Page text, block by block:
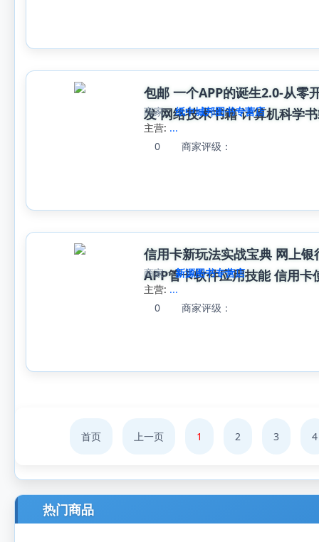
包邮 一个APP的诞生2.0-从零
发 网络技术书籍 计算机科学
商家:
纸中城邦图书专营店
主营: ...
0
商家评级：
信用卡新玩法实战宝典 网上
APP管卡软件应用技能 信用卡
商家:
新源图书专营店
主营: ...
0
商家评级：
首页 上一页 1 2 3 4
热门商品